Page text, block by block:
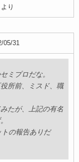
より
05/31
ミプロだな。
所前、ミスド、職
たが、上記の有名
の報告ありだ